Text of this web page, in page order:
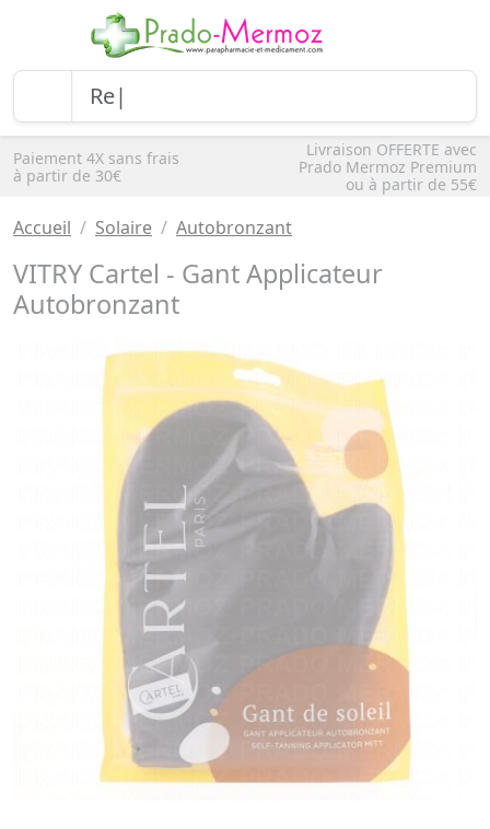
Paiement 4X sans frais
à partir de 30€
Livraison OFFERTE avec
Prado Mermoz Premium
ou à partir de 55€
Accueil Solaire Autobronzant
VITRY Cartel - Gant Applicateur
Autobronzant